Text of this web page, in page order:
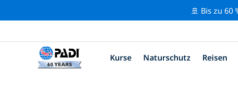
🚢 Bis zu 60
Kurse Naturschutz Reisen